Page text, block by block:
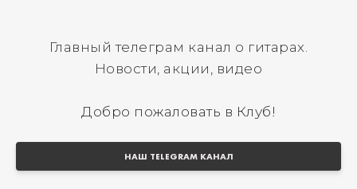
Главный телеграм канал о гитарах.
Новости, акции, видео
Добро пожаловать в Клуб!
НАШ TELEGRAM КАНАЛ